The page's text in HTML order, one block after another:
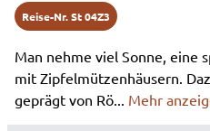
Reise-Nr. St04Z3
Man nehme viel Sonne, eine
mit Zipfelmützenhäusern.
geprägt von Rö... Mehr